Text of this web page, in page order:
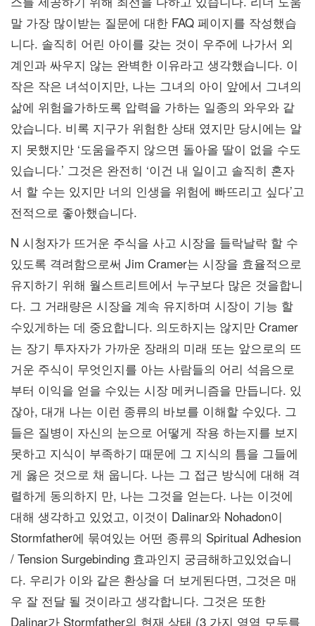
말 가장 많이받는 질문에 대한 FAQ 페이지를 작성했습
니다. 솔직히 어린 아이를 갖는 것이 우주에 나가서 외
계인과 싸우지 않는 완벽한 이유라고 생각했습니다. 이
작은 작은 녀석이지만, 나는 그녀의 아이 앞에서 그녀의
삶에 위험을가하도록 압력을 가하는 일종의 와우와 같
았습니다. 비록 지구가 위험한 상태 였지만 당시에는 알
지 못했지만 ‘도움을주지 않으면 돌아올 딸이 없을 수도
있습니다.’ 그것은 완전히 ‘이건 내 일이고 솔직히 혼자
서 할 수는 있지만 너의 인생을 위험에 빠뜨리고 싶다’고
전적으로 좋아했습니다.
N 시청자가 뜨거운 주식을 사고 시장을 들락날락 할 수
있도록 격려함으로써 Jim Cramer는 시장을 효율적으로
유지하기 위해 월스트리트에서 누구보다 많은 것을합니
다. 그 거래량은 시장을 계속 유지하며 시장이 기능 할
수있게하는 데 중요합니다. 의도하지는 않지만 Cramer
는 장기 투자자가 가까운 장래의 미래 또는 앞으로의 뜨
거운 주식이 무엇인지를 아는 사람들의 어리 석음으로
부터 이익을 얻을 수있는 시장 메커니즘을 만듭니다. 있
잖아, 대개 나는 이런 종류의 바보를 이해할 수있다. 그
들은 질병이 자신의 눈으로 어떻게 작용 하는지를 보지
못하고 지식이 부족하기 때문에 그 지식의 틈을 그들에
게 옳은 것으로 채 웁니다. 나는 그 접근 방식에 대해 격
렬하게 동의하지 만, 나는 그것을 얻는다. 나는 이것에
대해 생각하고 있었고, 이것이 Dalinar와 Nohadon이
Stormfather에 묶여있는 어떤 종류의 Spiritual Adhesion
/ Tension Surgebinding 효과인지 궁금해하고있었습니
다. 우리가 이와 같은 환상을 더 보게된다면, 그것은 매
우 잘 전달 될 것이라고 생각합니다. 그것은 또한
Dalinar가 Stormfather의 현재 상태 (3 가지 영역 모두를